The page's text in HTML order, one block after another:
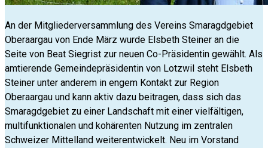
An der Mitgliederversammlung des Vereins Smaragdgebiet
Oberaargau von Ende März wurde Elsbeth Steiner an die
Seite von Beat Siegrist zur neuen Co-Präsidentin gewählt. Als
amtierende Gemeindepräsidentin von Lotzwil steht Elsbeth
Steiner unter anderem in engem Kontakt zur Region
Oberaargau und kann aktiv dazu beitragen, dass sich das
Smaragdgebiet zu einer Landschaft mit einer vielfältigen,
multifunktionalen und kohärenten Nutzung im zentralen
Schweizer Mittelland weiterentwickelt. Neu im Vorstand